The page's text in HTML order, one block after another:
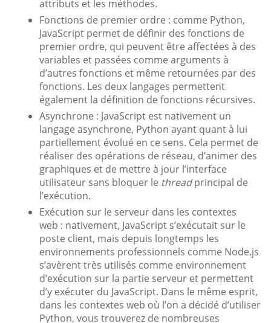
attributs et les méthodes.
Fonctions de premier ordre : comme Python,
JavaScript permet de définir des fonctions de
premier ordre, qui peuvent être affectées à des
variables et passées comme arguments à
d’autres fonctions et même retournées par des
fonctions. Les deux langages permettent
également la définition de fonctions récursives.
Asynchrone : JavaScript est nativement un
langage asynchrone, Python ayant quant à lui
partiellement évolué en ce sens. Cela permet de
réaliser des opérations de réseau, d’animer des
graphiques et de mettre à jour l’interface
utilisateur sans bloquer le threadprincipal de
l’exécution.
Exécution sur le serveur dans les contextes
web : nativement, JavaScript s’exécutait sur le
poste client, mais depuis longtemps les
environnements professionnels comme Node.js
s’avèrent très utilisés comme environnement
d’exécution sur la partie serveur et permettent
d’y exécuter du JavaScript. Dans le même esprit,
dans les contextes web où l’on a décidé d’utiliser
Python, vous trouverez de nombreuses